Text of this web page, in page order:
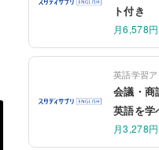
ト付き
月6,578
英語学習ア
会議・商
英語を学
月3,278